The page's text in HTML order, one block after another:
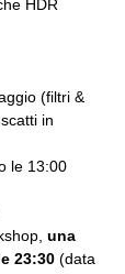
HDR
(filtri &
in
le 13:00
una
23:30 (data